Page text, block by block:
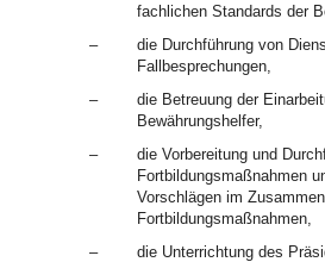
fachlichen Standards der
–
die Durchführung von
Fallbesprechungen,
–
die Betreuung der
Bewährungshelfer,
–
die Vorbereitung und
Fortbildungsmaßnahmen
Vorschlägen im
Fortbildungsmaßnahmen,
–
die Unterrichtung des